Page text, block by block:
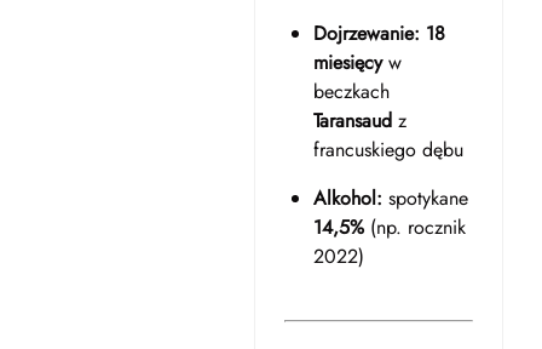
Dojrzewanie: 18
miesięcyw
beczkach
Taransaudz
francuskiego dębu
Alkohol: spotykane
14,5%(np. rocznik
2022)